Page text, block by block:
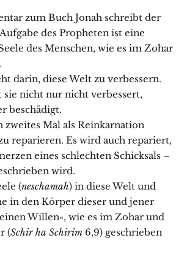
zum Buch Jonah schreibt der
des Propheten ist eine
des Menschen, wie es im Zohar
darin, diese Welt zu verbessern.
sie nicht nur nicht verbessert,
beschädigt.
zweites Mal als Reinkarnation
reparieren. Es wird auch repariert,
eines schlechten Schicksals –
wird.
(neschamah) in diese Welt und
in den Körper dieser und jener
Willen«, wie es im Zohar und
(Schir ha Schirim 6,9) geschrieben